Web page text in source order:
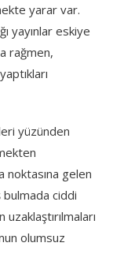
yarar var.
yayınlar eskiye
rağmen,
yüzünden
noktasına gelen
ciddi
olumsuz